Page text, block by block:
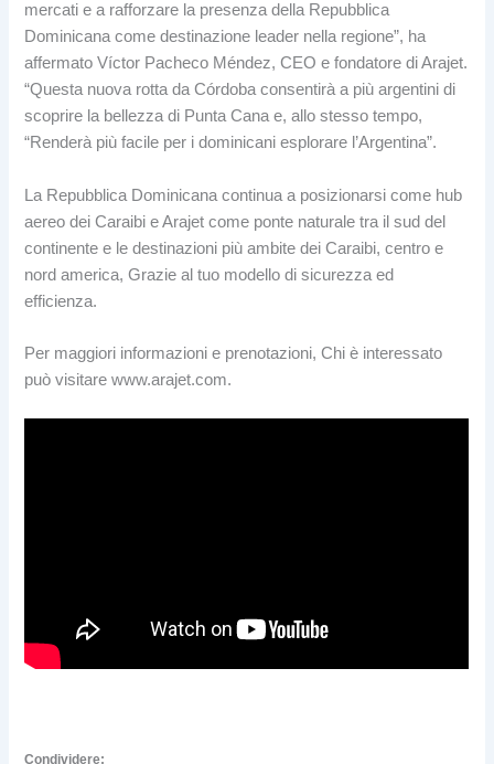
mercati e a rafforzare la presenza della Repubblica
Dominicana come destinazione leader nella regione”, ha
affermato Víctor Pacheco Méndez, CEO e fondatore di Arajet.
“Questa nuova rotta da Córdoba consentirà a più argentini di
scoprire la bellezza di Punta Cana e, allo stesso tempo,
“Renderà più facile per i dominicani esplorare l’Argentina”.
La Repubblica Dominicana continua a posizionarsi come hub
aereo dei Caraibi e Arajet come ponte naturale tra il sud del
continente e le destinazioni più ambite dei Caraibi, centro e
nord america, Grazie al tuo modello di sicurezza ed
efficienza.
Per maggiori informazioni e prenotazioni, Chi è interessato
può visitare www.arajet.com.
Condividere: